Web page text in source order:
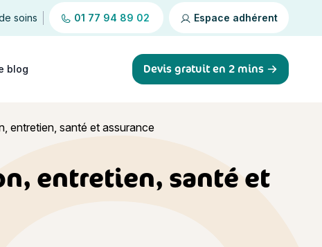
soins 01 77 94 89 02 Espace adhérent
blog Devis gratuit en 2 mins
entretien, santé et assurance
entretien, santé et